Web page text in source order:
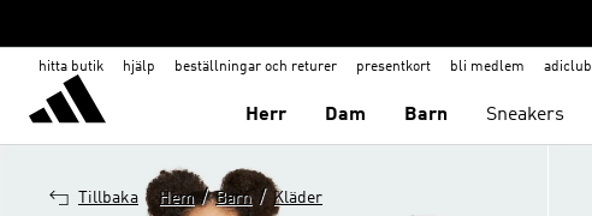
hitta butik hjälp beställningar och returer presentkort bli medlem adiclub
Herr Dam Barn Sneakers
Tillbaka Hem / Barn / Kläder